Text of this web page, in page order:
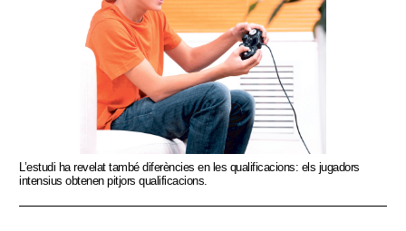
L’estudi ha revelat també diferències en les qualificacions: els jugadors
intensius obtenen pitjors qualificacions.